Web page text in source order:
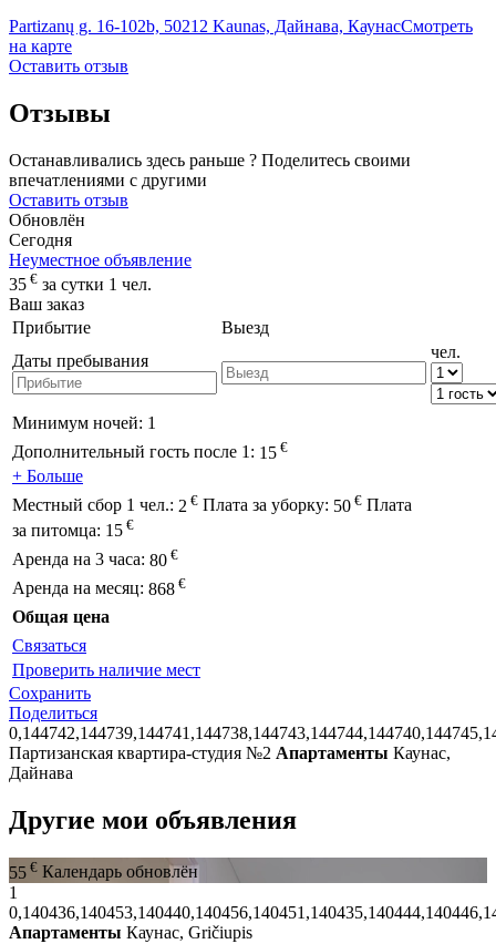
Partizanų g. 16-102b, 50212 Kaunas, Дайнава, КаунасСмотреть
на карте
Оставить отзыв
Отзывы
Останавливались здесь раньше ? Поделитесь своими
впечатлениями с другими
Оставить отзыв
Обновлён
Сегодня
Неуместное объявление
35 € за сутки 1 чел.
Ваш заказ
Прибытие
Выезд
Даты пребывания
чел.
Минимум ночей: 1
Дополнительный гость после 1: 15 €
+ Больше
Местный сбор 1 чел.: 2 € Плата за уборку: 50 € Плата
за питомца: 15 €
Аренда на 3 часа: 80 €
Аренда на месяц: 868 €
Общая цена
Связаться
Проверить наличие мест
Сохранить
Поделиться
Партизанская квартира-студия №2 Апартаменты Каунас,
Дайнава
Другие мои объявления
55 € Календарь обновлён
1
Апартаменты Каунас, Gričiupis